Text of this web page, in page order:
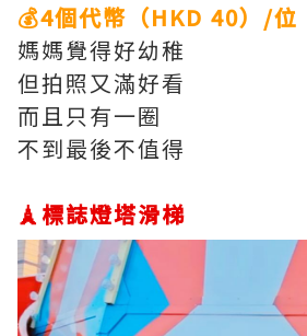
💰4個代幣（HKD 40）/位
媽媽覺得好幼稚
但拍照又滿好看
而且只有一圈
不到最後不值得
🗼標誌燈塔滑梯